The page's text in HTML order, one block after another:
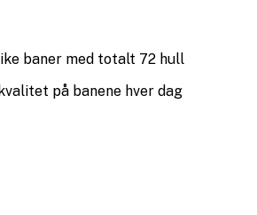
baner med totalt 72 hull
på banene hver dag